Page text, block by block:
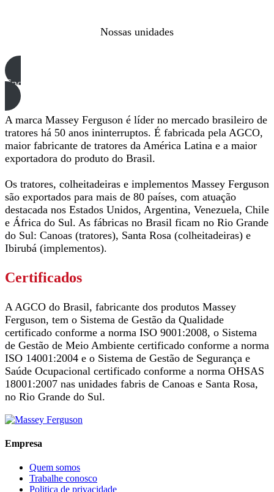
Nossas unidades
Encontre a unidade mais próxima
A marca Massey Ferguson é líder no mercado brasileiro de
tratores há 50 anos ininterruptos. É fabricada pela AGCO,
maior fabricante de tratores da América Latina e a maior
exportadora do produto do Brasil.
Os tratores, colheitadeiras e implementos Massey Ferguson
são exportados para mais de 80 países, com atuação
destacada nos Estados Unidos, Argentina, Venezuela, Chile
e África do Sul. As fábricas no Brasil ficam no Rio Grande
do Sul: Canoas (tratores), Santa Rosa (colheitadeiras) e
Ibirubá (implementos).
Certificados
A AGCO do Brasil, fabricante dos produtos Massey
Ferguson, tem o Sistema de Gestão da Qualidade
certificado conforme a norma ISO 9001:2008, o Sistema
de Gestão de Meio Ambiente certificado conforme a norma
ISO 14001:2004 e o Sistema de Gestão de Segurança e
Saúde Ocupacional certificado conforme a norma OHSAS
18001:2007 nas unidades fabris de Canoas e Santa Rosa,
no Rio Grande do Sul.
Empresa
Quem somos
Trabalhe conosco
Politica de privacidade